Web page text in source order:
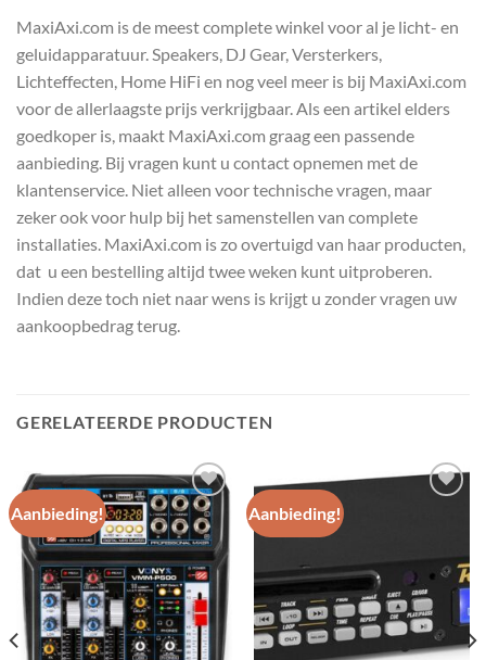
MaxiAxi.com is de meest complete winkel voor al je licht- en
geluidapparatuur. Speakers, DJ Gear, Versterkers,
Lichteffecten, Home HiFi en nog veel meer is bij MaxiAxi.com
voor de allerlaagste prijs verkrijgbaar. Als een artikel elders
goedkoper is, maakt MaxiAxi.com graag een passende
aanbieding. Bij vragen kunt u contact opnemen met de
klantenservice. Niet alleen voor technische vragen, maar
zeker ook voor hulp bij het samenstellen van complete
installaties. MaxiAxi.com is zo overtuigd van haar producten,
dat u een bestelling altijd twee weken kunt uitproberen.
Indien deze toch niet naar wens is krijgt u zonder vragen uw
aankoopbedrag terug.
GERELATEERDE PRODUCTEN
Aanbieding!
Toevoegen
aan
wenslijst
Aanbieding!
wenslijst